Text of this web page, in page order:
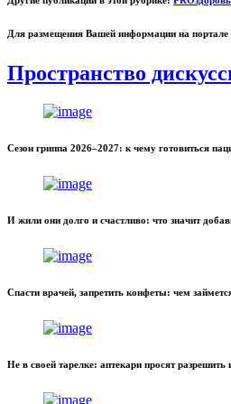
Для размещения Вашей информации на портале
Пространство
Сезон гриппа 2026–2027: к чему готовиться
И жили они долго и счастливо: что значит
Спасти врачей, запретить конфеты: чем
Не в своей тарелке: аптекари просят